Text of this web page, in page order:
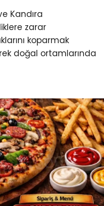
Kandıra
zarar
koparmak
doğal ortamlarında